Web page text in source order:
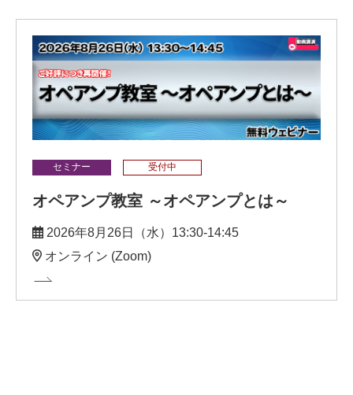
セミナー 受付中
オペアンプ教室 ～オペアンプとは～
2026年8月26日（水）13:30-14:45
オンライン (Zoom)